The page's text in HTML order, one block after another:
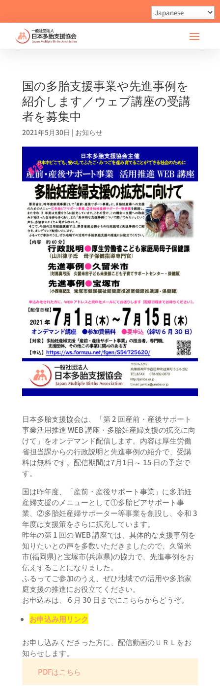
国の多胎支援事業や先進事例を
紹介します／ウェブ講座の受講
者を募集中
2021年5月30日 | お知らせ
日本多胎支援協会は、「第 2 回産前・産後サポート
事業活用推進 WEB 講座・多胎妊産婦支援の拡充に向
けて」をオンデマンド配信します。内容は厚生労働
省担当課からの行政説明と先進事例の紹介で、受講
料は無料です。配信期間は7月1日～ 15 日の予定で
す。
国は昨年度、「産前・産後サポート事業」に多胎妊
産婦支援のメニューとして①多胎ピアサポート事
業、②多胎妊産婦サポーター等事業を創設し、令和 3
年度は支援策をさらに拡充しています。
昨年の第 1 回の WEB 講座では、具体的な支援事例を
知りたいとの声を多数いただきましたので、久留米
市(福岡県)と宝塚市(兵庫県)の協力で、先進事例をお
伝えすることになりました。
ふるってご参加のうえ、ぜひ地域での活用や多胎家
庭支援の推進にお役立てください。
お申込みは、 6 月 30 日までにこちらからどうぞ。
お申込み用リンク
お申し込みくださった方に、配信動画のＵＲＬをお
知らせします。
PDFはこちら